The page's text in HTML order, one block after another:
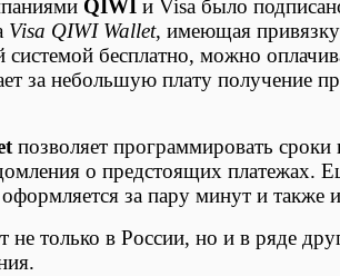
QIWI
и Visa было
Visa QIWI Wallet, имеющая
системой бесплатно, можно
за небольшую плату получение
позволяет программировать
о предстоящих
за пару минут и также
не только в России, но и в ряде